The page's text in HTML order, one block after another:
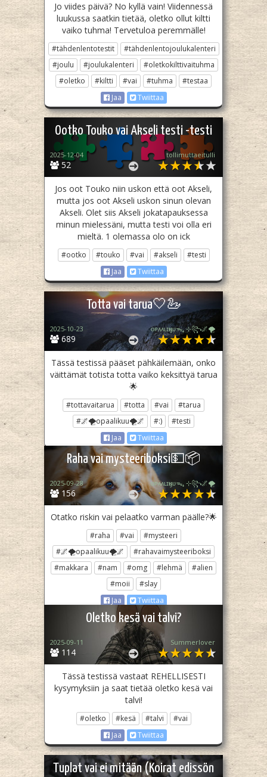
Jo viides päivä? No kyllä vain! Viidennessä
luukussa saatkin tietää, oletko ollut kiltti
vaiko tuhma! Tervetuloa peremmälle!
#tähdenlentotestit
#tähdenlentojoulukalenteri
#joulu
#joulukalenteri
#oletkokilttivaituhma
#oletko
#kiltti #vai #tuhma
#testaa
Jaa
Twiittaa
Ootko Touko vai Akseli testi -testi
52
2025-12-04 tollimuttaeitulli
Jos oot Touko niin uskon että oot Akseli,
mutta jos oot Akseli uskon sinun olevan
Akseli. Olet siis Akseli jokatapauksessa
minun mielessäni, mutta testi voi olla eri
mieltä. 1 olemassa olo on ick
#ootko #touko #vai #akseli
#testi
Jaa
Twiittaa
Totta vai tarua🤍🦢
689
2025-10-23 ᴏᴘᴀᴀʟɪӄᴜᴜᯓ₊ ⊹꧂🌌🌪
Tässä testissä pääset pähkäilemään, onko
väittämät totista totta vaiko keksittyä tarua
🌟
#tottavaitarua #totta #vai
#tarua
#🌌🌪opaalikuu🌪🌌
#:)
#testi
Jaa
Twiittaa
Raha vai mysteeriboksi💵📦
156
2025-09-28 ᴏᴘᴀᴀʟɪӄᴜᴜᯓ₊ ⊹꧂🌌🌪
Otatko riskin vai pelaatko varman päälle?🌟
#raha #vai
#mysteeri
#🌌🌪opaalikuu🌪🌌
#rahavaimysteeriboksi
#makkara
#nam #omg #lehmä
#alien
#moii
#slay
Jaa
Twiittaa
Oletko kesä vai talvi?
114
2025-09-11 Summerlover
Tässä testissä vastaat REHELLISESTI
kysymyksiin ja saat tietää oletko kesä vai
talvi!
#oletko #kesä #talvi
#vai
Jaa
Twiittaa
Tuplat vai ei mitään (Koirat edissön